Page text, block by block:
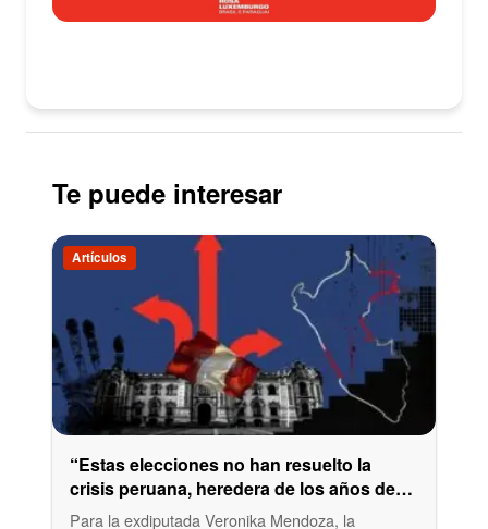
Te puede interesar
Artículos
“Estas elecciones no han resuelto la
crisis peruana, heredera de los años de
Fujimori” Verónika Mendoza, excandidata
Para la exdiputada Veronika Mendoza, la